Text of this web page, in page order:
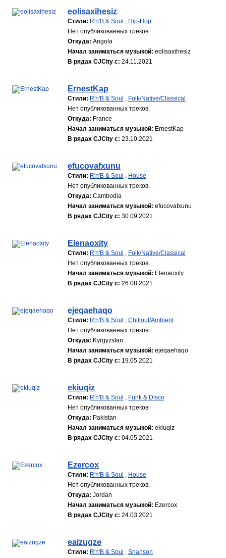
eolisaxihesiz
Стили: R'n'B & Soul , Hip-Hop
Нет опубликованных треков.
Откуда: Angola
Начал заниматься музыкой: eolisaxihesiz
В рядах CJCity с: 24.11.2021
ErnestKap
Стили: R'n'B & Soul , Folk/Native/Classical
Нет опубликованных треков.
Откуда: France
Начал заниматься музыкой: ErnestKap
В рядах CJCity с: 23.10.2021
efucovafxunu
Стили: R'n'B & Soul , House
Нет опубликованных треков.
Откуда: Cambodia
Начал заниматься музыкой: efucovafxunu
В рядах CJCity с: 30.09.2021
Elenaoxity
Стили: R'n'B & Soul , Folk/Native/Classical
Нет опубликованных треков.
Начал заниматься музыкой: Elenaoxity
В рядах CJCity с: 26.08.2021
ejeqaehaqo
Стили: R'n'B & Soul , Chillout/Ambient
Нет опубликованных треков.
Откуда: Kyrgyzstan
Начал заниматься музыкой: ejeqaehaqo
В рядах CJCity с: 19.05.2021
ekiuqiz
Стили: R'n'B & Soul , Funk & Disco
Нет опубликованных треков.
Откуда: Pakistan
Начал заниматься музыкой: ekiuqiz
В рядах CJCity с: 04.05.2021
Ezercox
Стили: R'n'B & Soul , House
Нет опубликованных треков.
Откуда: Jordan
Начал заниматься музыкой: Ezercox
В рядах CJCity с: 24.03.2021
eaizugze
Стили: R'n'B & Soul , Shanson